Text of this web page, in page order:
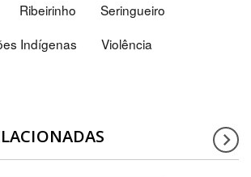
Ribeirinho
Seringueiro
Indígenas
Violência